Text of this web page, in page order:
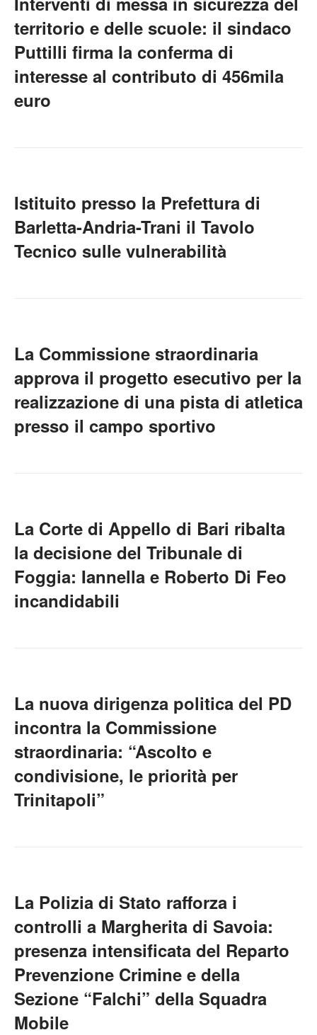
territorio e delle scuole: il sindaco
Puttilli firma la conferma di
interesse al contributo di 456mila
euro
Istituito presso la Prefettura di
Barletta-Andria-Trani il Tavolo
Tecnico sulle vulnerabilità
La Commissione straordinaria
approva il progetto esecutivo per la
realizzazione di una pista di atletica
presso il campo sportivo
La Corte di Appello di Bari ribalta
la decisione del Tribunale di
Foggia: Iannella e Roberto Di Feo
incandidabili
La nuova dirigenza politica del PD
incontra la Commissione
straordinaria: “Ascolto e
condivisione, le priorità per
Trinitapoli”
La Polizia di Stato rafforza i
controlli a Margherita di Savoia:
presenza intensificata del Reparto
Prevenzione Crimine e della
Sezione “Falchi” della Squadra
Mobile